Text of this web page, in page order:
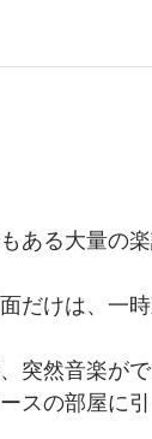
ある大量の
だけは、一
突然音楽が
スの部屋に